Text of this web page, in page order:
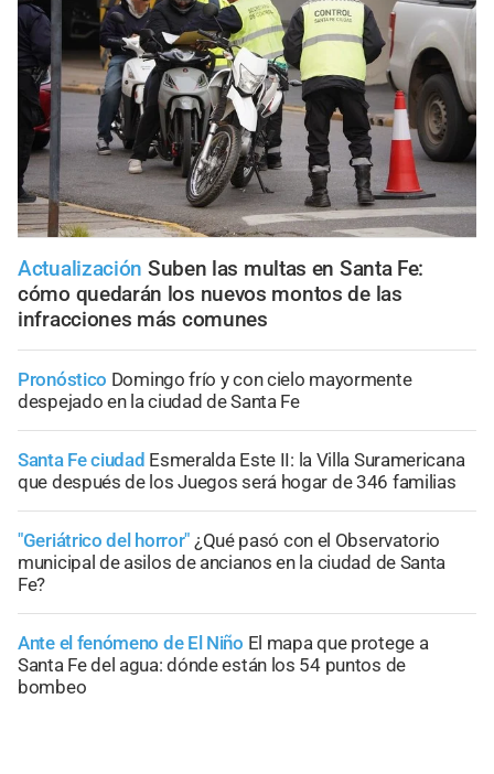
Actualización Suben las multas en Santa Fe:
cómo quedarán los nuevos montos de las
infracciones más comunes
Pronóstico Domingo frío y con cielo mayormente
despejado en la ciudad de Santa Fe
Santa Fe ciudad Esmeralda Este II: la Villa Suramericana
que después de los Juegos será hogar de 346 familias
"Geriátrico del horror" ¿Qué pasó con el Observatorio
municipal de asilos de ancianos en la ciudad de Santa
Fe?
Ante el fenómeno de El Niño El mapa que protege a
Santa Fe del agua: dónde están los 54 puntos de
bombeo